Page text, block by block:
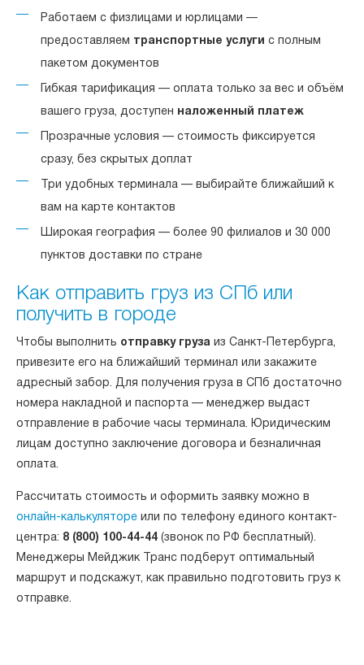
Работаем с физлицами и юрлицами —
предоставляем транспортные услуги с полным
пакетом документов
Гибкая тарификация — оплата только за вес и объём
вашего груза, доступен наложенный платеж
Прозрачные условия — стоимость фиксируется
сразу, без скрытых доплат
Три удобных терминала — выбирайте ближайший к
вам на карте контактов
Широкая география — более 90 филиалов и 30 000
пунктов доставки по стране
Как отправить груз из СПб или
получить в городе
Чтобы выполнить отправку груза из Санкт-Петербурга,
привезите его на ближайший терминал или закажите
адресный забор. Для получения груза в СПб достаточно
номера накладной и паспорта — менеджер выдаст
отправление в рабочие часы терминала. Юридическим
лицам доступно заключение договора и безналичная
оплата.
Рассчитать стоимость и оформить заявку можно в
онлайн-калькуляторе или по телефону единого контакт-
центра: 8 (800) 100-44-44 (звонок по РФ бесплатный).
Менеджеры Мейджик Транс подберут оптимальный
маршрут и подскажут, как правильно подготовить груз к
отправке.